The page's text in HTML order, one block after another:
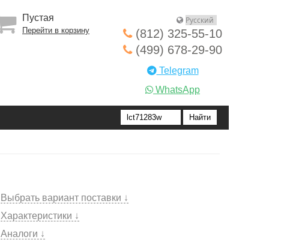
Пустая
Перейти в корзину
(812) 325-55-10
(499) 678-29-90
Telegram
WhatsApp
Выбрать вариант поставки ↓
Характеристики ↓
Аналоги ↓